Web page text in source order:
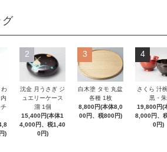
グ
わ
)
2
沈金 月うさぎ ジ
ュエリーケース
溜 1個
15,400円(本体1
4,000円、税1,40
0円)
3
白木塗 タモ 丸盆
各種 1枚
8,800円(本体8,0
00円、税800円)
4
さくら 汁
黒・朱
19,800円(
8,000円、
0円)